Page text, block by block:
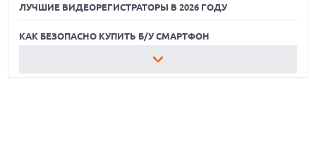
ЛУЧШИЕ ВИДЕОРЕГИСТРАТОРЫ В 2026 ГОДУ
КАК БЕЗОПАСНО КУПИТЬ Б/У СМАРТФОН
ЛУЧШИЕ АВТОНОМНЫЕ ГАЗОНОКОСИЛКИ В 2026 ГОДУ